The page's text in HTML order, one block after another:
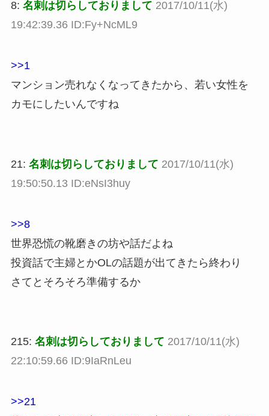
8: 名刺は切らしておりまして 2017/10/11(水)
19:42:39.36 ID:Fy+NcML9
>>1
マンション売れなくなってきたから、若い女性を
カモにしたいんですね
21: 名刺は切らしておりまして 2017/10/11(水)
19:50:50.13 ID:eNsI3huy
>>8
世界恐慌の靴磨きの坊や話だよね
投資話で主婦とかOLの話題が出てきたら終わり
さてとそろそろ準備するか
215: 名刺は切らしておりまして 2017/10/11(水)
22:10:59.66 ID:9IaRnLeu
>>21